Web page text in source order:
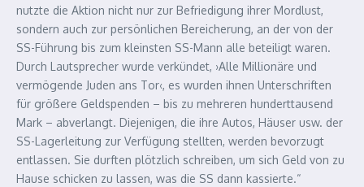
nutzte die Aktion nicht nur zur Befriedigung ihrer Mordlust,
sondern auch zur persönlichen Bereicherung, an der von der
SS-Führung bis zum kleinsten SS-Mann alle beteiligt waren.
Durch Lautsprecher wurde verkündet, ›Alle Millionäre und
vermögende Juden ans Tor‹, es wurden ihnen Unterschriften
für größere Geldspenden – bis zu mehreren hunderttausend
Mark – abverlangt. Diejenigen, die ihre Autos, Häuser usw. der
SS-Lagerleitung zur Verfügung stellten, werden bevorzugt
entlassen. Sie durften plötzlich schreiben, um sich Geld von zu
Hause schicken zu lassen, was die SS dann kassierte.“